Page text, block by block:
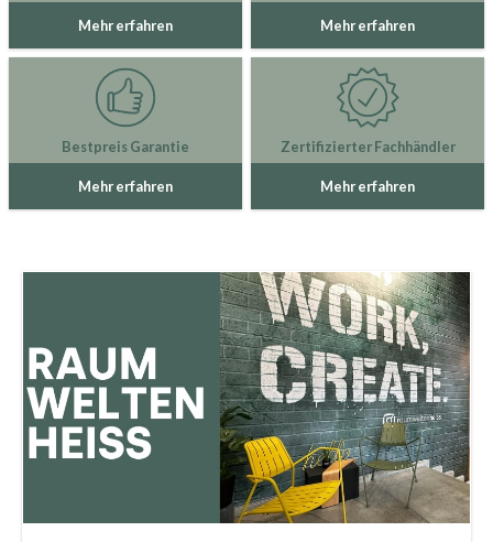
Mehr erfahren Mehr erfahren
Bestpreis Garantie
Mehr erfahren
Zertifizierter Fachhändler
Mehr erfahren